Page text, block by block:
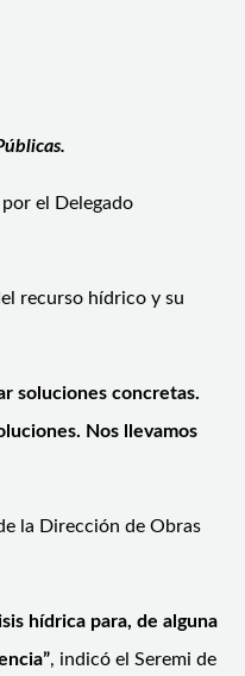
el Delegado
recurso hídrico y su
soluciones concretas.
Nos llevamos
la Dirección de Obras
hídrica para, de alguna
, indicó el Seremi de